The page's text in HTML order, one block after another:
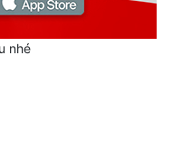
nhé